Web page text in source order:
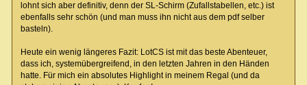
lohnt sich aber definitiv, denn der SL-Schirm (Zufallstabellen, etc.) ist
ebenfalls sehr schön (und man muss ihn nicht aus dem pdf selber
basteln).
Heute ein wenig längeres Fazit: LotCS ist mit das beste Abenteuer,
dass ich, systemübergreifend, in den letzten Jahren in den Händen
hatte. Für mich ein absolutes Highlight in meinem Regal (und da